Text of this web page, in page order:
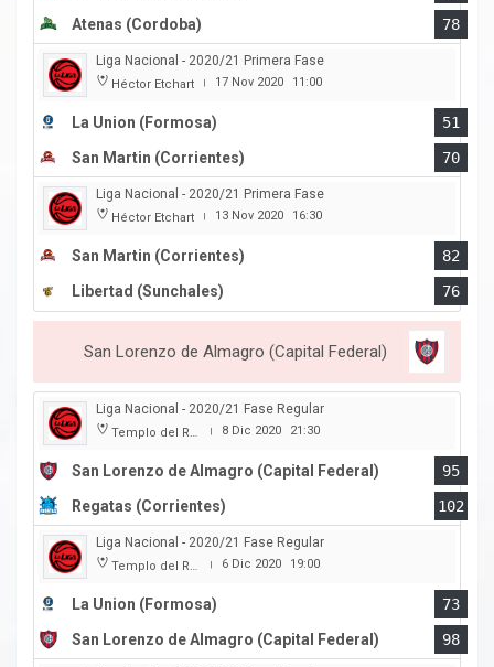
Atenas (Cordoba)
78
Liga Nacional - 2020/21 Primera Fase
Héctor Etchart | 17 Nov 2020 11:00
La Union (Formosa)
51
San Martin (Corrientes)
70
Liga Nacional - 2020/21 Primera Fase
Héctor Etchart | 13 Nov 2020 16:30
San Martin (Corrientes)
82
Libertad (Sunchales)
76
San Lorenzo de Almagro (Capital Federal)
Liga Nacional - 2020/21 Fase Regular
Templo del Rock | 8 Dic 2020 21:30
San Lorenzo de Almagro (Capital Federal)
95
Regatas (Corrientes)
102
Liga Nacional - 2020/21 Fase Regular
Templo del Rock | 6 Dic 2020 19:00
La Union (Formosa)
73
San Lorenzo de Almagro (Capital Federal)
98